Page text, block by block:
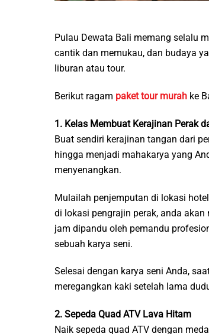
Pulau Dewata Bali memang selalu
cantik dan memukau, dan budaya
liburan atau tour.
Berikut ragam paket tour murah ke
1. Kelas Membuat Kerajinan Perak
Buat sendiri kerajinan tangan dari
hingga menjadi mahakarya yang
menyenangkan.
Mulailah penjemputan di lokasi
di lokasi pengrajin perak, anda
jam dipandu oleh pemandu
sebuah karya seni.
Selesai dengan karya seni Anda,
meregangkan kaki setelah lama
2. Sepeda Quad ATV Lava Hitam
Naik sepeda quad ATV dengan